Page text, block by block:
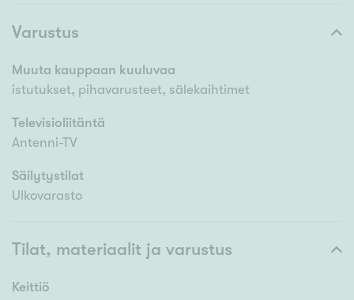
Varustus
Muuta kauppaan kuuluvaa
istutukset, pihavarusteet, sälekaihtimet
Televisioliitäntä
Antenni-TV
Säilytystilat
Ulkovarasto
Tilat, materiaalit ja varustus
Keittiö